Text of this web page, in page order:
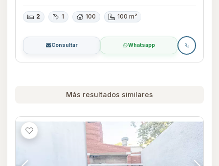
2 1 100 100 m²
Consultar Whatsapp
Más resultados similares